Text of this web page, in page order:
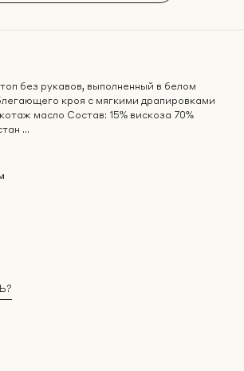
без рукавов, выполненный в белом
кроя с мягкими драпировками
масло Состав: 15% вискоза 70%
...